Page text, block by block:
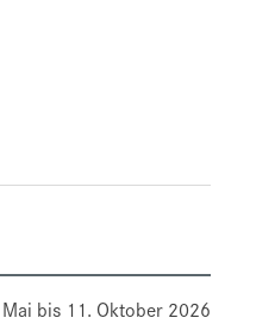
bis 11. Oktober 2026